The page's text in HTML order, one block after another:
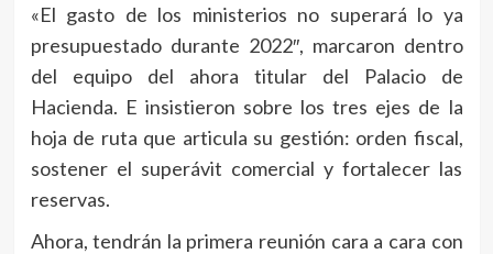
«El gasto de los ministerios no superará lo ya
presupuestado durante 2022″, marcaron dentro
del equipo del ahora titular del Palacio de
Hacienda. E insistieron sobre los tres ejes de la
hoja de ruta que articula su gestión: orden fiscal,
sostener el superávit comercial y fortalecer las
reservas.
Ahora, tendrán la primera reunión cara a cara con